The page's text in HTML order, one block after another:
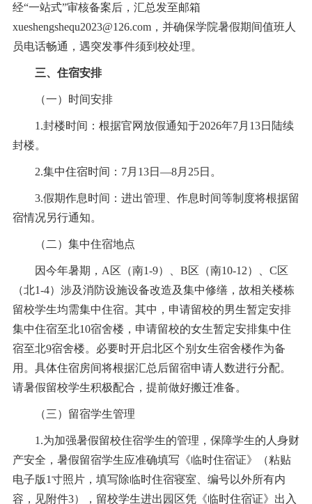
经“一站式”审核备案后，汇总发至邮箱
xueshengshequ2023@126.com，并确保学院暑假期间值班人
员电话畅通，遇突发事件须到校处理。
三、住宿安排
（一）时间安排
1.封楼时间：根据官网放假通知于2026年7月13日陆续
封楼。
2.集中住宿时间：7月13日—8月25日。
3.假期作息时间：进出管理、作息时间等制度将根据留
宿情况另行通知。
（二）集中住宿地点
因今年暑期，A区（南1-9）、B区（南10-12）、C区
（北1-4）涉及消防设施设备改造及集中修缮，故相关楼栋
留校学生均需集中住宿。其中，申请留校的男生暂定安排
集中住宿至北10宿舍楼，申请留校的女生暂定安排集中住
宿至北9宿舍楼。必要时开启北区个别女生宿舍楼作为备
用。具体住宿房间将根据汇总后留宿申请人数进行分配。
请暑假留校学生积极配合，提前做好搬迁准备。
（三）留宿学生管理
1.为加强暑假留校住宿学生的管理，保障学生的人身财
产安全，暑假留宿学生应准确填写《临时住宿证》（粘贴
电子版1寸照片，填写除临时住宿寝室、编号以外所有内
容，见附件3），留校学生进出园区凭《临时住宿证》出入